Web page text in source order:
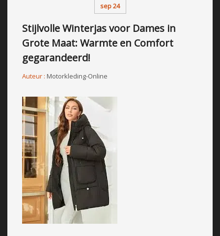
sep 24
Stijlvolle Winterjas voor Dames in
Grote Maat: Warmte en Comfort
gegarandeerd!
Auteur : Motorkleding-Online